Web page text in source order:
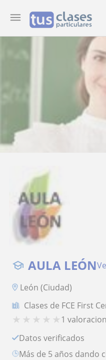
AULA LEÓN
León (Ciudad)
Clases de FCE First
★ ★ ★ ★ ★1
Datos verificados
más de 5 años dando